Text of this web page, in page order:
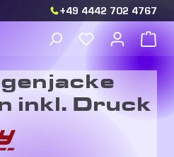
+49 4442 702 4767
Du hast 0
inkl. Druck